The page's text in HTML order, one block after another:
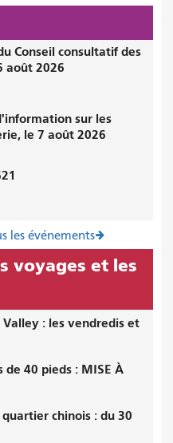
Conseil consultatif des
août 2026
sur les
le 7 août 2026
les événements
voyages et les
Valley : les vendredis et
40 pieds : MISE À
chinois : du 30